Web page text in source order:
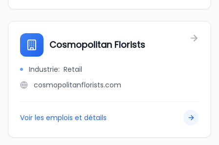
Cosmopolitan Florists
Industrie: Retail
cosmopolitanflorists.com
Voir les emplois et détails